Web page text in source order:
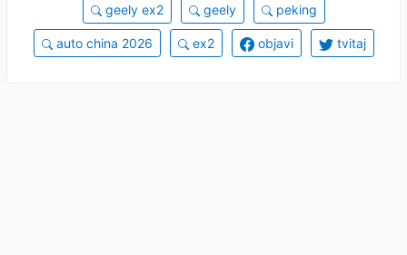
geely ex2 geely peking
auto china 2026 ex2 objavi tvitaj